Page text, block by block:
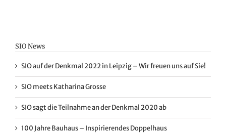
SIO News
SIO auf der Denkmal 2022 in Leipzig – Wir freuen uns auf Sie!
SIO meets Katharina Grosse
SIO sagt die Teilnahme an der Denkmal 2020 ab
100 Jahre Bauhaus – Inspirierendes Doppelhaus